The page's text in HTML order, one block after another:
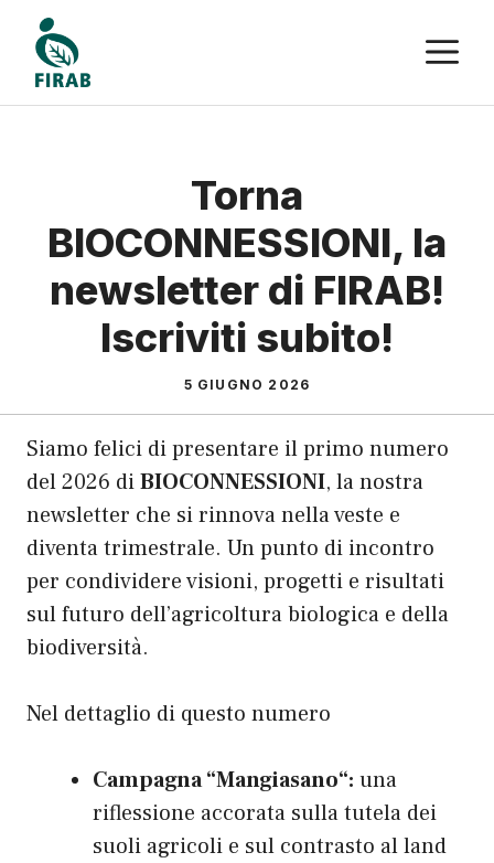
contenuto
Torna
BIOCONNESSIONI, la
newsletter di FIRAB!
Iscriviti subito!
5 GIUGNO 2026
Siamo felici di presentare il primo numero
del 2026 diBIOCONNESSIONI, la nostra
newsletter che si rinnova nella veste e
diventa trimestrale. Un punto di incontro
per condividere visioni, progetti e risultati
sul futuro dell’agricoltura biologica e della
biodiversità.
Nel dettaglio di questo numero
Campagna “Mangiasano“: una
riflessione accorata sulla tutela dei
suoli agricoli e sul contrasto al land